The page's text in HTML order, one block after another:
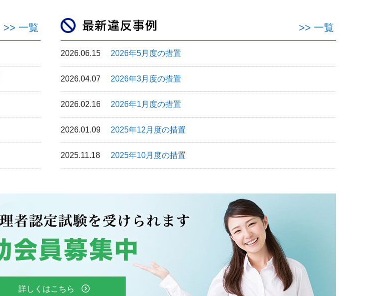
>> 一覧 >> 一覧
2026.06.15 2026年5月度の措置
2026.04.07 2026年3月度の措置
2026.02.16 2026年1月度の措置
2026.01.09 2025年12月度の措置
2025.11.18 2025年10月度の措置
不動産広告管理者認定試験を受講できます 賛助会員
詳しくはこちら